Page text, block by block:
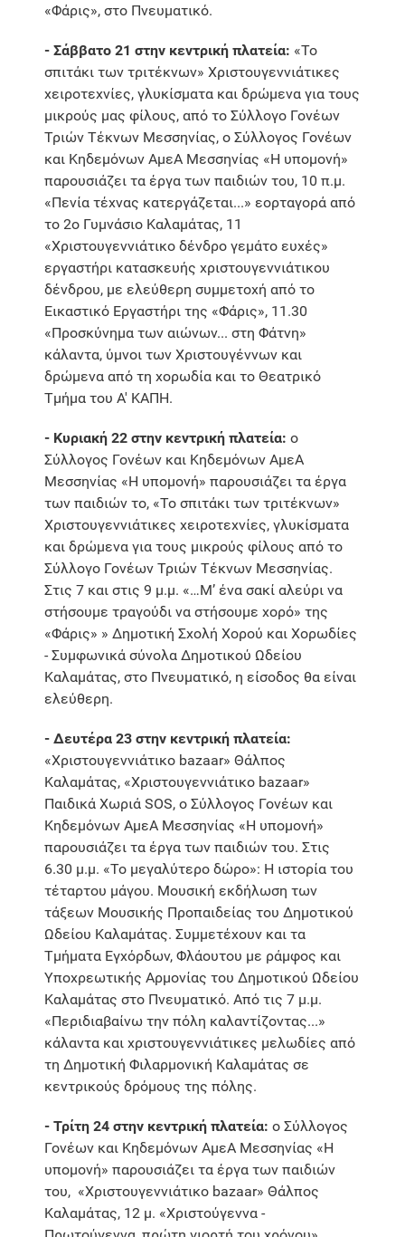
«Φάρις», στο Πνευματικό.
- Σάββατο 21 στην κεντρική πλατεία: «Το
σπιτάκι των τριτέκνων» Χριστουγεννιάτικες
χειροτεχνίες, γλυκίσματα και δρώμενα για τους
μικρούς μας φίλους, από το Σύλλογο Γονέων
Τριών Τέκνων Μεσσηνίας, ο Σύλλογος Γονέων
και Κηδεμόνων ΑμεΑ Μεσσηνίας «Η υπομονή»
παρουσιάζει τα έργα των παιδιών του, 10 π.μ.
«Πενία τέχνας κατεργάζεται...» εορταγορά από
το 2ο Γυμνάσιο Καλαμάτας, 11
«Χριστουγεννιάτικο δένδρο γεμάτο ευχές»
εργαστήρι κατασκευής χριστουγεννιάτικου
δένδρου, με ελεύθερη συμμετοχή από το
Εικαστικό Εργαστήρι της «Φάρις», 11.30
«Προσκύνημα των αιώνων... στη Φάτνη»
κάλαντα, ύμνοι των Χριστουγέννων και
δρώμενα από τη χορωδία και το Θεατρικό
Τμήμα του Α' ΚΑΠΗ.
- Κυριακή 22 στην κεντρική πλατεία: ο
Σύλλογος Γονέων και Κηδεμόνων ΑμεΑ
Μεσσηνίας «Η υπομονή» παρουσιάζει τα έργα
των παιδιών το, «Το σπιτάκι των τριτέκνων»
Χριστουγεννιάτικες χειροτεχνίες, γλυκίσματα
και δρώμενα για τους μικρούς φίλους από το
Σύλλογο Γονέων Τριών Τέκνων Μεσσηνίας.
Στις 7 και στις 9 μ.μ. «…Μ’ ένα σακί αλεύρι να
στήσουμε τραγούδι να στήσουμε χορό» της
«Φάρις» » Δημοτική Σχολή Χορού και Χορωδίες
- Συμφωνικά σύνολα Δημοτικού Ωδείου
Καλαμάτας, στο Πνευματικό, η είσοδος θα είναι
ελεύθερη.
- Δευτέρα 23 στην κεντρική πλατεία:
«Χριστουγεννιάτικο bazaar» Θάλπος
Καλαμάτας, «Χριστουγεννιάτικο bazaar»
Παιδικά Χωριά SOS, ο Σύλλογος Γονέων και
Κηδεμόνων ΑμεΑ Μεσσηνίας «Η υπομονή»
παρουσιάζει τα έργα των παιδιών του. Στις
6.30 μ.μ. «Το μεγαλύτερο δώρο»: Η ιστορία του
τέταρτου μάγου. Μουσική εκδήλωση των
τάξεων Μουσικής Προπαιδείας του Δημοτικού
Ωδείου Καλαμάτας. Συμμετέχουν και τα
Τμήματα Εγχόρδων, Φλάουτου με ράμφος και
Υποχρεωτικής Αρμονίας του Δημοτικού Ωδείου
Καλαμάτας στο Πνευματικό. Από τις 7 μ.μ.
«Περιδιαβαίνω την πόλη καλαντίζοντας...»
κάλαντα και χριστουγεννιάτικες μελωδίες από
τη Δημοτική Φιλαρμονική Καλαμάτας σε
κεντρικούς δρόμους της πόλης.
- Τρίτη 24 στην κεντρική πλατεία: ο Σύλλογος
Γονέων και Κηδεμόνων ΑμεΑ Μεσσηνίας «Η
υπομονή» παρουσιάζει τα έργα των παιδιών
του, «Χριστουγεννιάτικο bazaar» Θάλπος
Καλαμάτας, 12 μ. «Χριστούγεννα -